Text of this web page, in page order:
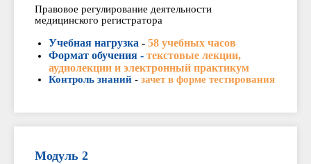
Правовое регулирование деятельности
медицинского регистратора
Учебная нагрузка - 58 учебных часов
Формат обучения - текстовые лекции,
аудиолекции и электронный практикум
Контроль знаний - зачет в форме тестирования
Модуль 2